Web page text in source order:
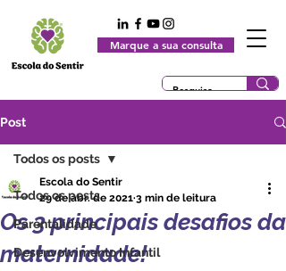
Marque a sua consulta
Post
Todos os posts
Parentalidade
Desenvolvimento Infantil
Todos os posts
Os 3 principais desafios da
maternidade!
Escola do Sentir
29 de abr. de 2021 3 min de leitura